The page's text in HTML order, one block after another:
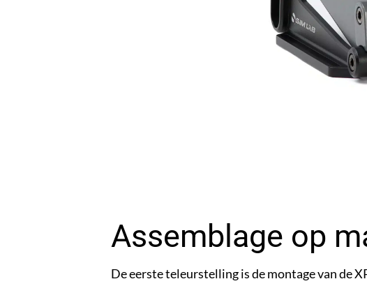
Assemblage op
De eerste teleurstelling is de montage van de